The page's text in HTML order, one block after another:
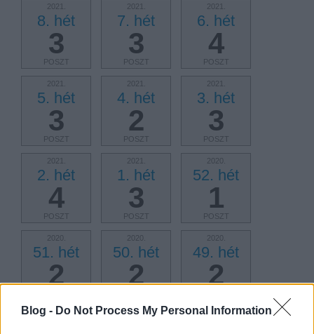
Blog - Do Not Process My Personal Information
2021.
8. hét
3
POSZT
2021.
7. hét
3
POSZT
2021.
6. hét
4
POSZT
2021.
5. hét
3
POSZT
2021.
4. hét
2
POSZT
2021.
3. hét
3
POSZT
2021.
2. hét
4
POSZT
2021.
1. hét
3
POSZT
2020.
52. hét
1
POSZT
2020.
51. hét
2
2020.
50. hét
2
2020.
49. hét
2
2020. 2020. 2020.